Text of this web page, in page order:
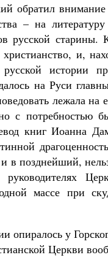
обратил
– на
русской старины.
и,
русской
на Руси
лежала
с потребностью
книг Иоанна
в позднейший,
массе при
опиралось у
Церкви